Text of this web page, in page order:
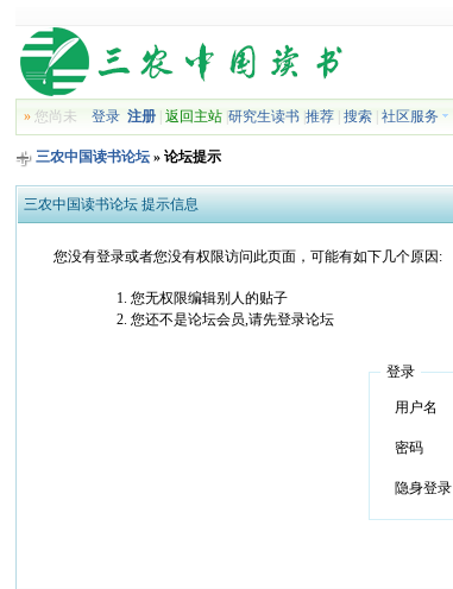
» 您尚未登录 注册 |返回主站 |研究生读书 |推荐 |搜索 |社区服务
三农中国读书论坛 » 论坛提示
三农中国读书论坛 提示信息
您没有登录或者您没有权限访问此页面，可能有如下几个原因:
您无权限编辑别人的贴子
您还不是论坛会员,请先登录论坛
登录
用户名
密码
隐身登录